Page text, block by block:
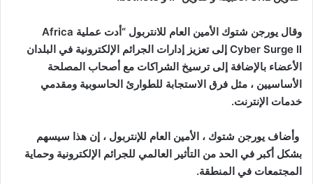
وقال يورجن شتوك الأمين العام للانتربول “أدت عملية Africa
Cyber ​​Surge II إلى تعزيز إدارات الجرائم الإلكترونية في البلدان
الأعضاء بالإضافة إلى ترسيخ الشراكات مع أصحاب المصلحة
الأساسيين ، مثل فرق الاستجابة للطوارئ الحاسوبية ومقدمي
خدمات الإنترنت.
وأضاف يورجن شتوك ، الأمين العام للإنتربول ، إن هذا سيسهم
بشكل أكبر في الحد من التأثير العالمي للجرائم الإلكترونية وحماية
المجتمعات في المنطقة.